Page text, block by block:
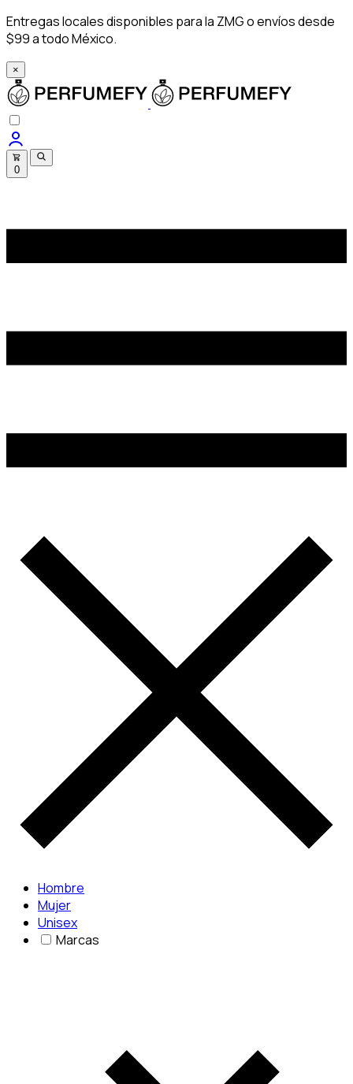
Entregas locales disponibles para la ZMG o envíos desde
$99 a todo México.
×
0
Hombre
Mujer
Unisex
Marcas